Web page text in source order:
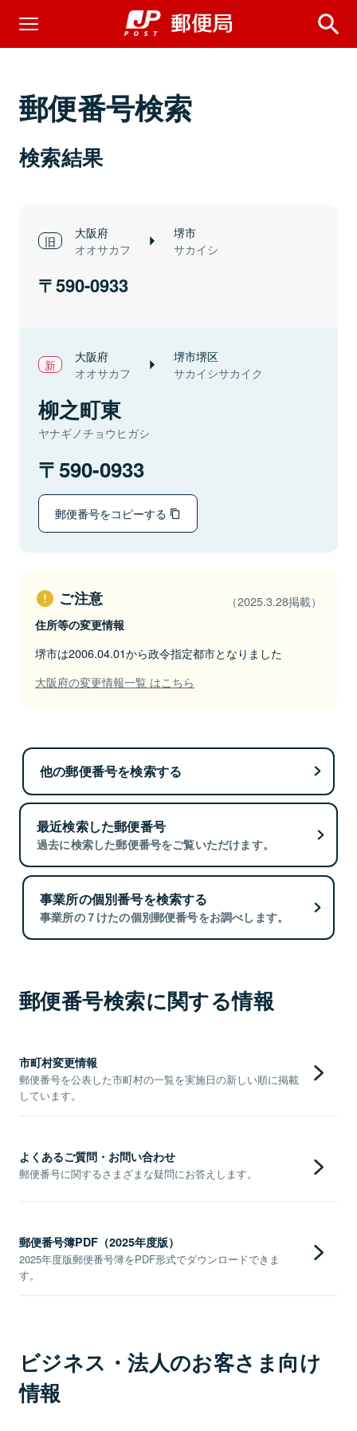
郵便番号検索
検索結果
大阪府
オオサカフ
堺市
サカイシ
590-0933
大阪府
オオサカフ
堺市堺区
サカイシサカイク
柳之町東
ヤナギノチョウヒガシ
590-0933
郵便番号をコピーする
ご注意 （2025.3.28掲載）
住所等の変更情報
堺市は2006.04.01から政令指定都市となりました
大阪府の変更情報一覧 はこちら
他の郵便番号を検索する
最近検索した郵便番号
過去に検索した郵便番号をご覧いただけます。
事業所の個別番号を検索する
事業所の７けたの個別郵便番号をお調べします。
郵便番号検索に関する情報
市町村変更情報
郵便番号を公表した市町村の一覧を実施日の新しい順に掲載
しています。
よくあるご質問・お問い合わせ
郵便番号に関するさまざまな疑問にお答えします。
郵便番号簿PDF（2025年度版）
2025年度版郵便番号簿をPDF形式でダウンロードできま
す。
ビジネス・法人のお客さま向け
情報